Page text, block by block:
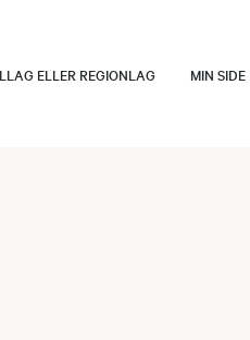
ELLER REGIONLAG MIN SIDE